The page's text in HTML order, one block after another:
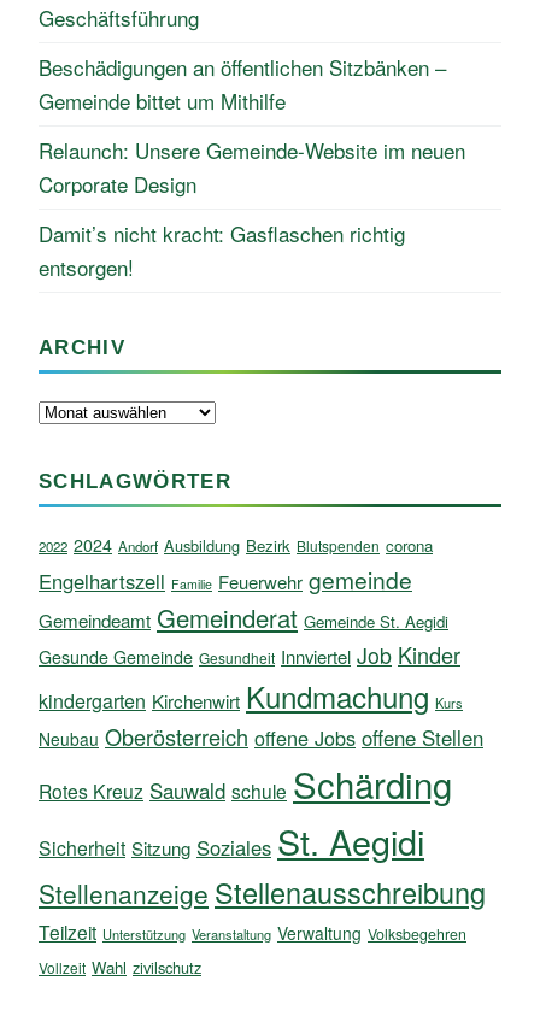
Geschäftsführung
Beschädigungen an öffentlichen Sitzbänken –
Gemeinde bittet um Mithilfe
Relaunch: Unsere Gemeinde-Website im neuen
Corporate Design
Damit’s nicht kracht: Gasflaschen richtig
entsorgen!
ARCHIV
Archiv
SCHLAGWÖRTER
2022 2024 Andorf Ausbildung Bezirk Blutspenden corona
Engelhartszell Familie Feuerwehr gemeinde
Gemeindeamt Gemeinderat Gemeinde St. Aegidi
Gesunde Gemeinde Gesundheit Innviertel Job Kinder
kindergarten Kirchenwirt Kundmachung Kurs
Neubau Oberösterreich offene Jobs offene Stellen
Rotes Kreuz Sauwald schule Schärding
Sicherheit Sitzung Soziales St. Aegidi
Stellenanzeige Stellenausschreibung
Teilzeit Unterstützung Veranstaltung Verwaltung Volksbegehren
Vollzeit Wahl zivilschutz